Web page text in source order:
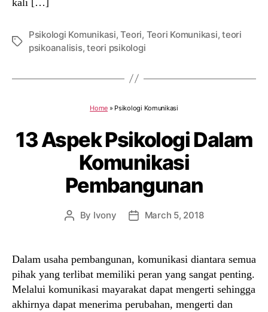
Tags
Psikologi Komunikasi,Teori, Teori Komunikasi,teori
psikoanalisis,teori psikologi
Home » Psikologi Komunikasi
13 Aspek Psikologi Dalam
Komunikasi
Pembangunan
Post
By Ivony
PostMarch 5, 2018
Dalam usaha pembangunan, komunikasi diantara semua
pihak yang terlibat memiliki peran yang sangat penting.
Melalui komunikasi mayarakat dapat mengerti sehingga
akhirnya dapat menerima perubahan, mengerti dan